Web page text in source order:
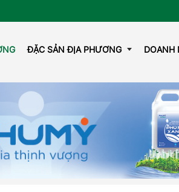
ĐẶC SẢN ĐỊA PHƯƠNG
OCOP
DOANH